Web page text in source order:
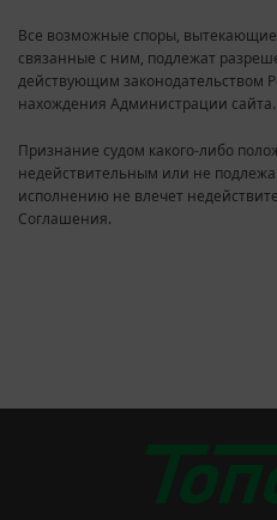
Все возможные споры,
связанные с ним, подлежат
действующим законодательством
нахождения Администрации сайта.
Признание судом какого-либо
недействительным или не
исполнению не влечет
Соглашения.